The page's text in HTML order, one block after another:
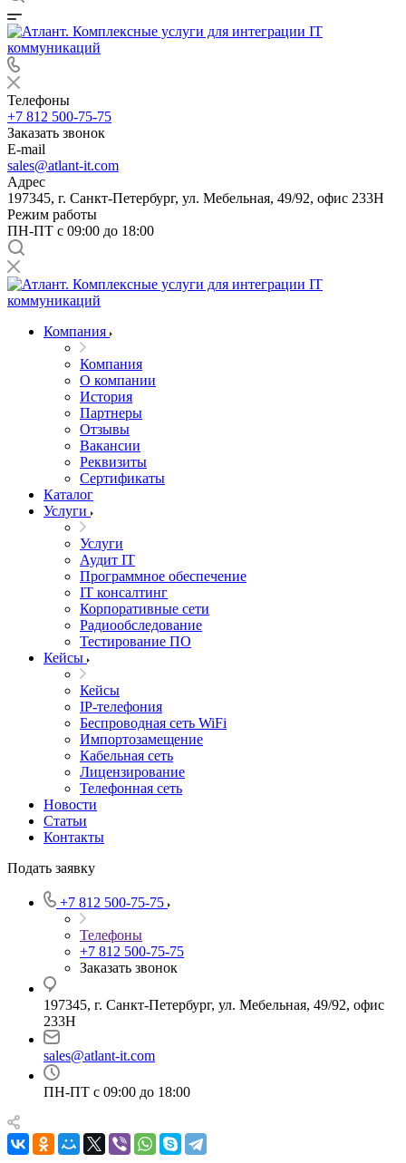
Телефоны
+7 812 500-75-75
Заказать звонок
E-mail
sales@atlant-it.com
Адрес
197345, г. Санкт-Петербург, ул. Мебельная, 49/92, офис 233Н
Режим работы
ПН-ПТ с 09:00 до 18:00
Компания
Компания
О компании
История
Партнеры
Отзывы
Вакансии
Реквизиты
Сертификаты
Каталог
Услуги
Услуги
Аудит IT
Программное обеспечение
IT консалтинг
Корпоративные сети
Радиообследование
Тестирование ПО
Кейсы
Кейсы
IP-телефония
Беспроводная сеть WiFi
Импортозамещение
Кабельная сеть
Лицензирование
Телефонная сеть
Новости
Статьи
Контакты
Подать заявку
+7 812 500-75-75
Телефоны
+7 812 500-75-75
Заказать звонок
197345, г. Санкт-Петербург, ул. Мебельная, 49/92, офис
233Н
sales@atlant-it.com
ПН-ПТ с 09:00 до 18:00